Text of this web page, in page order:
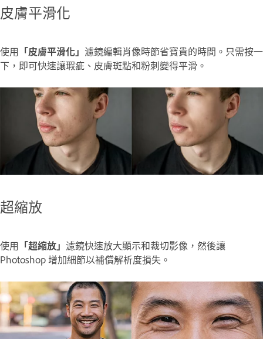
皮膚平滑化
使用 「皮膚平滑化」 濾鏡編輯肖像時節省寶貴的時間。只需按一
下，即可快速讓瑕疵、皮膚斑點和粉刺變得平滑。
超縮放
使用 「超縮放」 濾鏡快速放大顯示和裁切影像，然後讓
Photoshop 增加細節以補償解析度損失。